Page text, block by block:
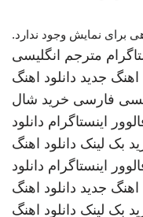
برای نمایش وجود ندارد.
مترجم انگلیسی
اهنگ جدید دانلود اهنگ
فارسی خرید شال
اینستاگرام دانلود
بک لینک دانلود اهنگ
اینستاگرام دانلود
اهنگ جدید دانلود اهنگ
بک لینک دانلود اهنگ